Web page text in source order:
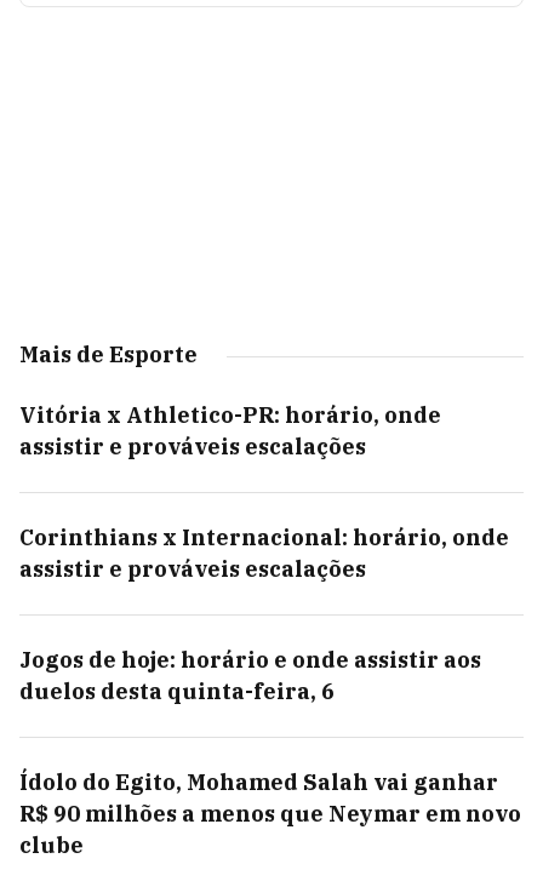
Mais de Esporte
Vitória x Athletico-PR: horário, onde
assistir e prováveis escalações
Corinthians x Internacional: horário, onde
assistir e prováveis escalações
Jogos de hoje: horário e onde assistir aos
duelos desta quinta-feira, 6
Ídolo do Egito, Mohamed Salah vai ganhar
R$ 90 milhões a menos que Neymar em novo
clube